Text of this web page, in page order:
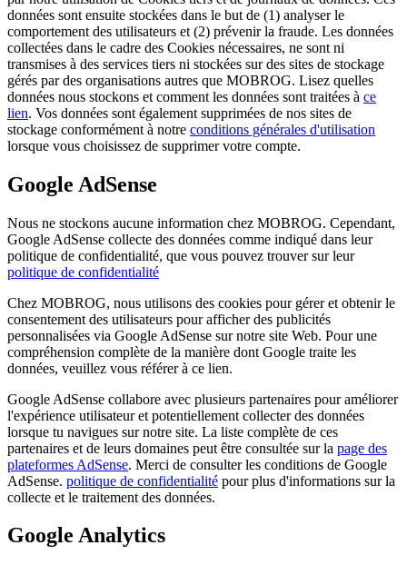
données sont ensuite stockées dans le but de (1) analyser le
comportement des utilisateurs et (2) prévenir la fraude. Les données
collectées dans le cadre des Cookies nécessaires, ne sont ni
transmises à des services tiers ni stockées sur des sites de stockage
gérés par des organisations autres que MOBROG. Lisez quelles
données nous stockons et comment les données sont traitées à ce
lien. Vos données sont également supprimées de nos sites de
stockage conformément à notre conditions générales d'utilisation
lorsque vous choisissez de supprimer votre compte.
Google AdSense
Nous ne stockons aucune information chez MOBROG. Cependant,
Google AdSense collecte des données comme indiqué dans leur
politique de confidentialité, que vous pouvez trouver sur leur
politique de confidentialité
Chez MOBROG, nous utilisons des cookies pour gérer et obtenir le
consentement des utilisateurs pour afficher des publicités
personnalisées via Google AdSense sur notre site Web. Pour une
compréhension complète de la manière dont Google traite les
données, veuillez vous référer à ce lien.
Google AdSense collabore avec plusieurs partenaires pour améliorer
l'expérience utilisateur et potentiellement collecter des données
lorsque tu navigues sur notre site. La liste complète de ces
partenaires et de leurs domaines peut être consultée sur la page des
plateformes AdSense. Merci de consulter les conditions de Google
AdSense. politique de confidentialité pour plus d'informations sur la
collecte et le traitement des données.
Google Analytics